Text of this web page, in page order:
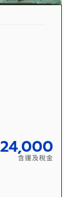
24,000
含運及稅金